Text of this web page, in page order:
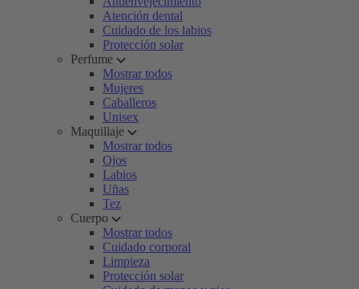
Atención dental
Cuidado de los labios
Protección solar
Perfume
Mostrar todos
Mujeres
Caballeros
Unisex
Maquillaje
Mostrar todos
Ojos
Labios
Uñas
Tez
Cuerpo
Mostrar todos
Cuidado corporal
Limpieza
Protección solar